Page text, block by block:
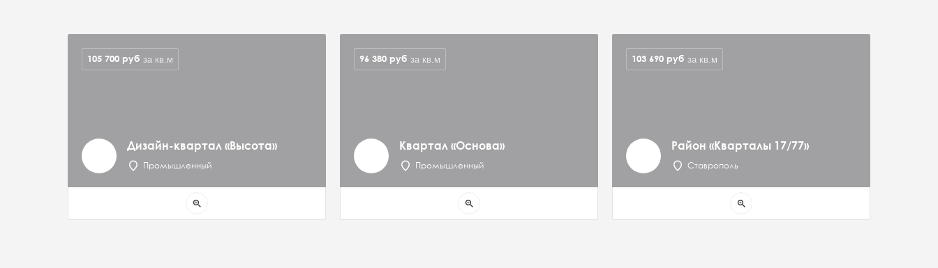
Дизайн-квартал «Высота»
Промышленный
105 700 руб за кв.м
zoom_in
Квартал «Основа»
Промышленный
96 380 руб за кв.м
zoom_in
Район «Кварталы 17/77»
Ставрополь
103 690 руб за кв.м
zoom_in